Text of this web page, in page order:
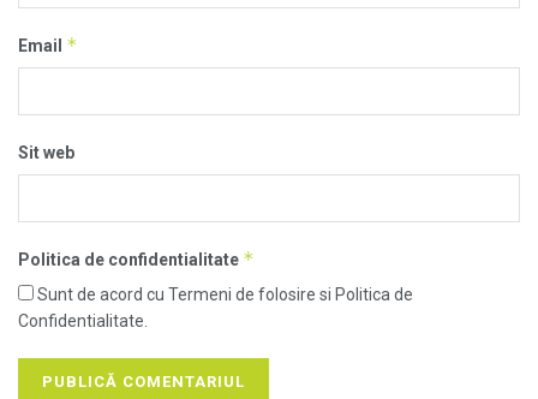
Email *
Sit web
Politica de confidentialitate *
Sunt de acord cu Termeni de folosire si Politica de
Confidentialitate.